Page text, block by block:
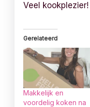
Veel kookplezier!
Gerelateerd
Makkelijk en
voordelig koken na